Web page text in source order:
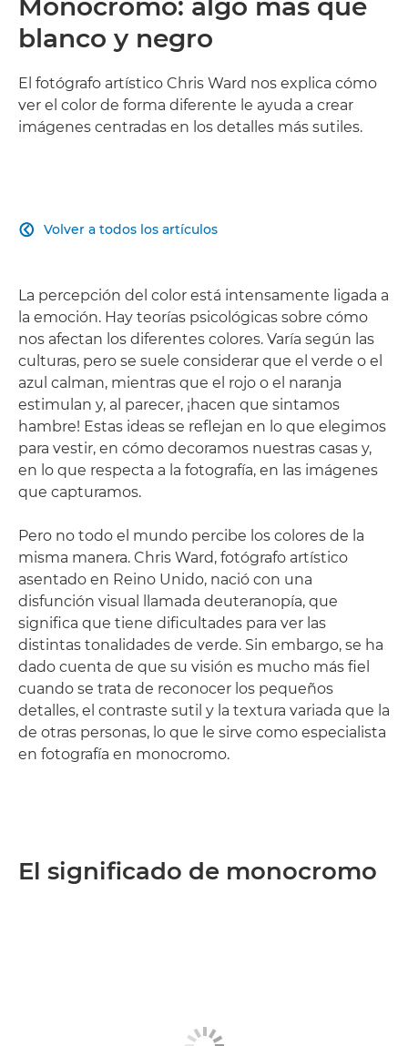
Monocromo: algo más que
blanco y negro
El fotógrafo artístico Chris Ward nos explica cómo
ver el color de forma diferente le ayuda a crear
imágenes centradas en los detalles más sutiles.
Volver a todos los artículos

La percepción del color está intensamente ligada a
la emoción. Hay teorías psicológicas sobre cómo
nos afectan los diferentes colores. Varía según las
culturas, pero se suele considerar que el verde o el
azul calman, mientras que el rojo o el naranja
estimulan y, al parecer, ¡hacen que sintamos
hambre! Estas ideas se reflejan en lo que elegimos
para vestir, en cómo decoramos nuestras casas y,
en lo que respecta a la fotografía, en las imágenes
que capturamos.
Pero no todo el mundo percibe los colores de la
misma manera. Chris Ward, fotógrafo artístico
asentado en Reino Unido, nació con una
disfunción visual llamada deuteranopía, que
significa que tiene dificultades para ver las
distintas tonalidades de verde. Sin embargo, se ha
dado cuenta de que su visión es mucho más fiel
cuando se trata de reconocer los pequeños
detalles, el contraste sutil y la textura variada que la
de otras personas, lo que le sirve como especialista
en fotografía en monocromo.
El significado de monocromo